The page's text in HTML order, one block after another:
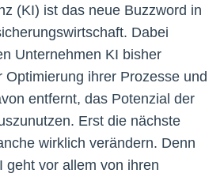
(KI) ist das neue Buzzword in
Dabei
Unternehmen KI bisher
Optimierung ihrer Prozesse und
entfernt, das Potenzial der
Erst die nächste
wirklich verändern. Denn
geht vor allem von ihren